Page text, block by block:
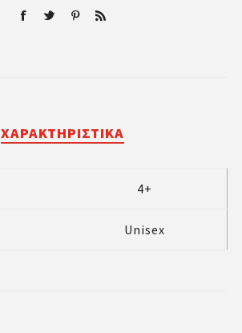
ΧΑΡΑΚΤΗΡΙΣΤΙΚΆ
4+
Unisex